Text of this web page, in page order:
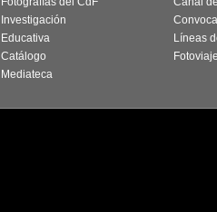
Investigación
Educativa
Catálogo
Mediateca
Líneas